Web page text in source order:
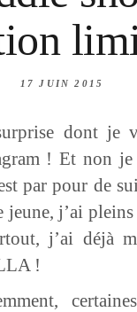
17 JUIN 2015
dont je
! Et non je
par pour de
jeune, j’ai
j’ai déjà
!